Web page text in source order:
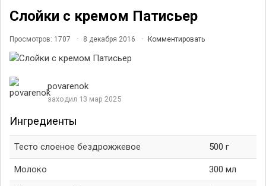
Слойки с кремом Патисьер
Просмотров: 1707 8 декабря 2016 Комментировать
povarenok
заходил 13 мар 2025
Ингредиенты
Тесто слоеное бездрожжевое 500 г
Молоко 300 мл